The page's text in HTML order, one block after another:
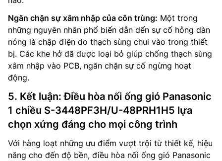
Ngăn chặn sự xâm nhập của côn trùng: Một trong
những nguyên nhân phổ biến dẫn đến sự cố hỏng dàn
nóng là chập điện do thạch sùng chui vào trong thiết
bị. Các khe hở đã được loại bỏ giúp chống thạch sùng
xâm nhập vào PCB, ngăn chặn sự cố ngừng hoạt
động.
5. Kết luận: Điều hòa nối ống gió Panasonic
1 chiều S-3448PF3H/U-48PRH1H5 lựa
chọn xứng đáng cho mọi công trình
Với hàng loạt những ưu điểm vượt trội từ thiết kế, hiệu
năng cho đến độ bền, điều hòa nối ống gió Panasonic